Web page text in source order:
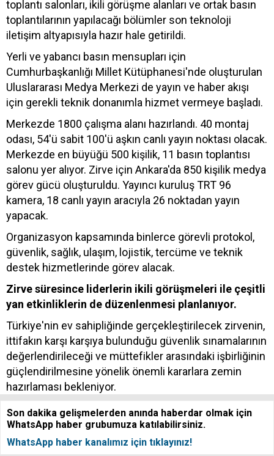
toplantı salonları, ikili görüşme alanları ve ortak basın
toplantılarının yapılacağı bölümler son teknoloji
iletişim altyapısıyla hazır hale getirildi.
Yerli ve yabancı basın mensupları için
Cumhurbaşkanlığı Millet Kütüphanesi'nde oluşturulan
Uluslararası Medya Merkezi de yayın ve haber akışı
için gerekli teknik donanımla hizmet vermeye başladı.
Merkezde 1800 çalışma alanı hazırlandı. 40 montaj
odası, 54'ü sabit 100'ü aşkın canlı yayın noktası olacak.
Merkezde en büyüğü 500 kişilik, 11 basın toplantısı
salonu yer alıyor. Zirve için Ankara'da 850 kişilik medya
görev gücü oluşturuldu. Yayıncı kuruluş TRT 96
kamera, 18 canlı yayın aracıyla 26 noktadan yayın
yapacak.
Organizasyon kapsamında binlerce görevli protokol,
güvenlik, sağlık, ulaşım, lojistik, tercüme ve teknik
destek hizmetlerinde görev alacak.
Zirve süresince liderlerin ikili görüşmeleri ile çeşitli
yan etkinliklerin de düzenlenmesi planlanıyor.
Türkiye'nin ev sahipliğinde gerçekleştirilecek zirvenin,
ittifakın karşı karşıya bulunduğu güvenlik sınamalarının
değerlendirileceği ve müttefikler arasındaki işbirliğinin
güçlendirilmesine yönelik önemli kararlara zemin
hazırlaması bekleniyor.
Son dakika gelişmelerden anında haberdar olmak için
WhatsApp haber grubumuza katılabilirsiniz.
WhatsApp haber kanalımız için tıklayınız!